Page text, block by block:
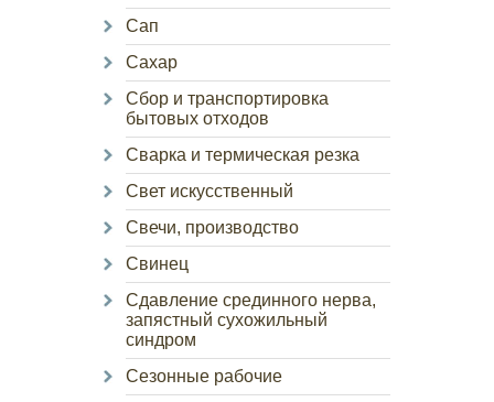
Сап
Сахар
Сбор и транспортировка
бытовых отходов
Сварка и термическая резка
Свет искусственный
Свечи, производство
Свинец
Сдавление срединного нерва,
запястный сухожильный
синдром
Сезонные рабочие